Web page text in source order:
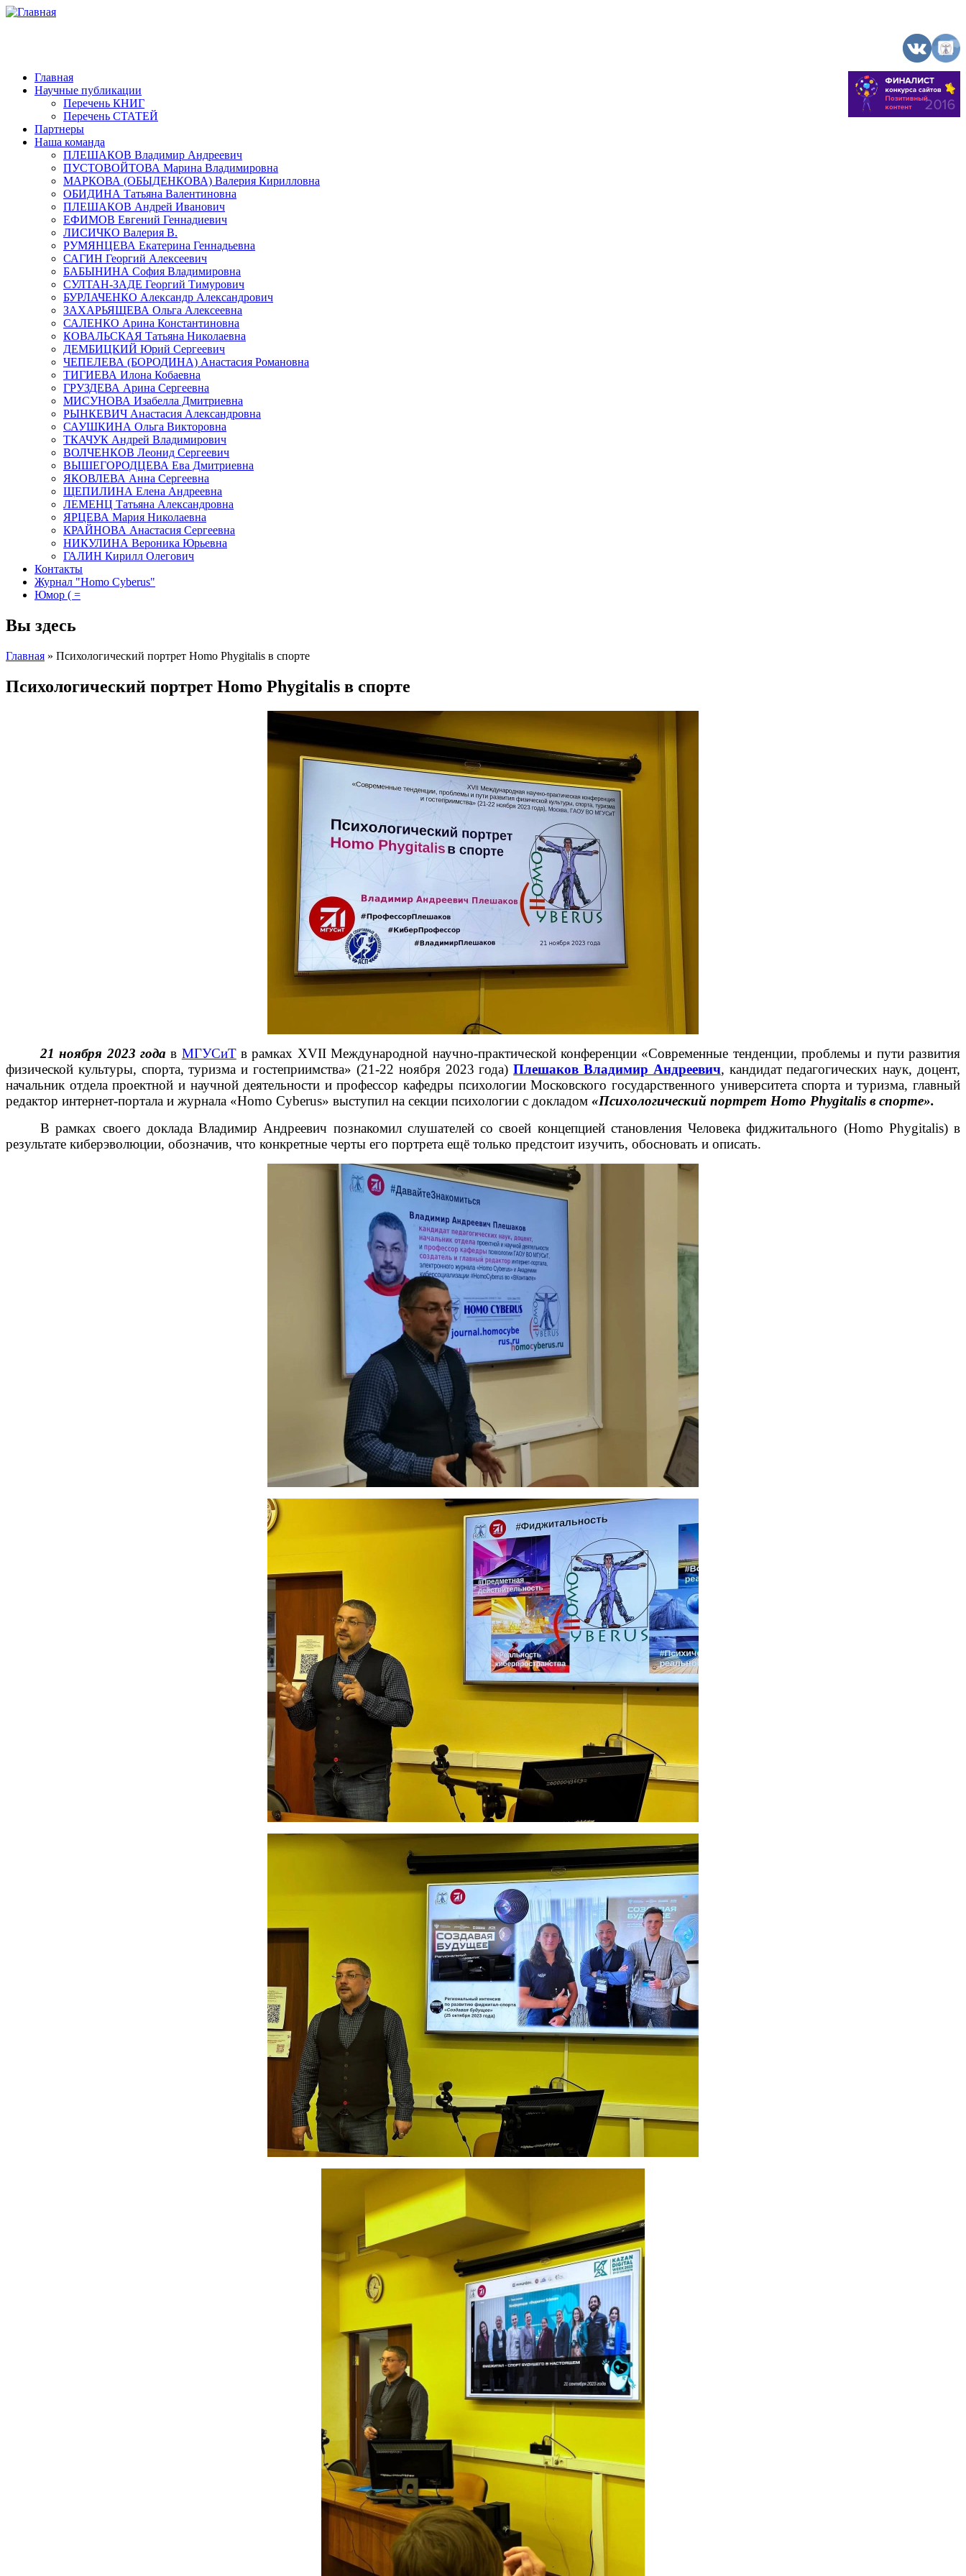
Главная
Научные публикации
Перечень КНИГ
Перечень СТАТЕЙ
Партнеры
Наша команда
ПЛЕШАКОВ Владимир Андреевич
ПУСТОВОЙТОВА Марина Владимировна
МАРКОВА (ОБЫДЕНКОВА) Валерия Кирилловна
ОБИДИНА Татьяна Валентиновна
ПЛЕШАКОВ Андрей Иванович
ЕФИМОВ Евгений Геннадиевич
ЛИСИЧКО Валерия В.
РУМЯНЦЕВА Екатерина Геннадьевна
САГИН Георгий Алексеевич
БАБЫНИНА София Владимировна
СУЛТАН-ЗАДЕ Георгий Тимурович
БУРЛАЧЕНКО Александр Александрович
ЗАХАРЬЯЩЕВА Ольга Алексеевна
САЛЕНКО Арина Константиновна
КОВАЛЬСКАЯ Татьяна Николаевна
ДЕМБИЦКИЙ Юрий Сергеевич
ЧЕПЕЛЕВА (БОРОДИНА) Анастасия Романовна
ТИГИЕВА Илона Кобаевна
ГРУЗДЕВА Арина Сергеевна
МИСУНОВА Изабелла Дмитриевна
РЫНКЕВИЧ Анастасия Александровна
САУШКИНА Ольга Викторовна
ТКАЧУК Андрей Владимирович
ВОЛЧЕНКОВ Леонид Сергеевич
ВЫШЕГОРОДЦЕВА Ева Дмитриевна
ЯКОВЛЕВА Анна Сергеевна
ЩЕПИЛИНА Елена Андреевна
ЛЕМЕНЦ Татьяна Александровна
ЯРЦЕВА Мария Николаевна
КРАЙНОВА Анастасия Сергеевна
НИКУЛИНА Вероника Юрьевна
ГАЛИН Кирилл Олегович
Контакты
Журнал "Homo Cyberus"
Юмор ( =
Вы здесь
Главная » Психологический портрет Homo Phygitalis в спорте
Психологический портрет Homo Phygitalis в спорте
21 ноября 2023 года в МГУСиТв рамках XVII Международной научно-практической конференции «Современные тенденции, проблемы и пути развития
физической культуры, спорта, туризма и гостеприимства» (21-22 ноября 2023 года)Плешаков Владимир Андреевич, кандидат педагогических наук, доцент,
начальник отдела проектной и научной деятельности и профессор кафедры психологии Московского государственного университета спорта и туризма, главный
редактор интернет-портала и журнала «Homo Cyberus» выступил на секции психологии с докладом «Психологический портрет Homo Phygitalis в спорте».
В рамках своего доклада Владимир Андреевич познакомил слушателей со своей концепцией становления Человека фиджитального (Homo Phygitalis) в
результате киберэволюции, обозначив, что конкретные черты его портрета ещё только предстоит изучить, обосновать и описать.